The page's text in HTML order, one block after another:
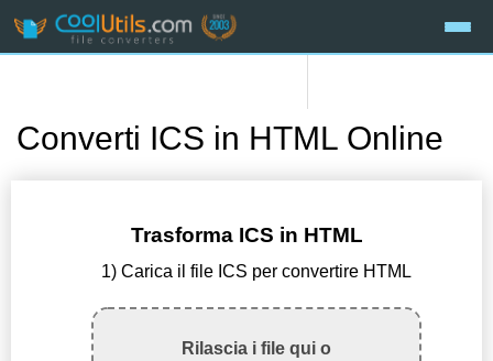
Converti ICS in HTML Online
Trasforma ICS in HTML
1) Carica il file ICS per convertire HTML
Rilascia i file qui o